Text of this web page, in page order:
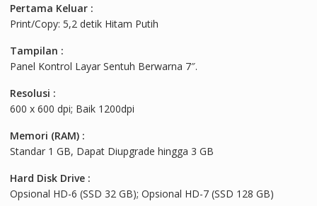
Pertama Keluar :
Print/Copy: 5,2 detik Hitam Putih
Tampilan :
Panel Kontrol Layar Sentuh Berwarna 7″.
Resolusi :
600 x 600 dpi; Baik 1200dpi
Memori (RAM) :
Standar 1 GB, Dapat Diupgrade hingga 3 GB
Hard Disk Drive :
Opsional HD-6 (SSD 32 GB); Opsional HD-7 (SSD 128 GB)